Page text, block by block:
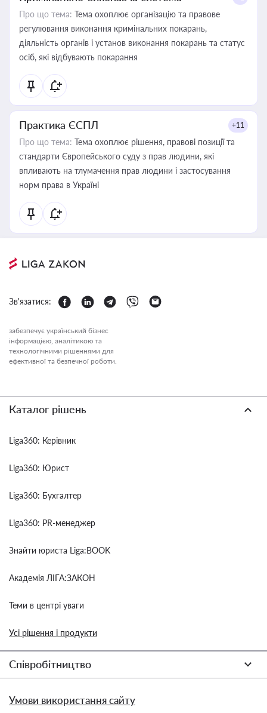
Про що тема: Тема охоплює організацію та правове
регулювання виконання кримінальних покарань,
діяльність органів і установ виконання покарань та статус
осіб, які відбувають покарання
Практика ЄСПЛ +11
Про що тема: Тема охоплює рішення, правові позиції та
стандарти Європейського суду з прав людини, які
впливають на тлумачення прав людини і застосування
норм права в Україні
Зв'язатися:
забезпечує український бізнес
інформацією, аналітикою та
технологічними рішеннями для
ефективної та безпечної роботи.
Каталог рішень
Liga360: Керівник
Liga360: Юрист
Liga360: Бухгалтер
Liga360: PR-менеджер
Знайти юриста Liga:BOOK
Академія ЛІГА:ЗАКОН
Теми в центрі уваги
Усі рішення і продукти
Співробітництво
Умови використання сайту